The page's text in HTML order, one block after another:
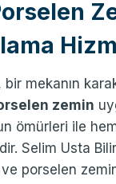
bir mekanın
zemin
ömürleri ile
Selim Usta
porselen